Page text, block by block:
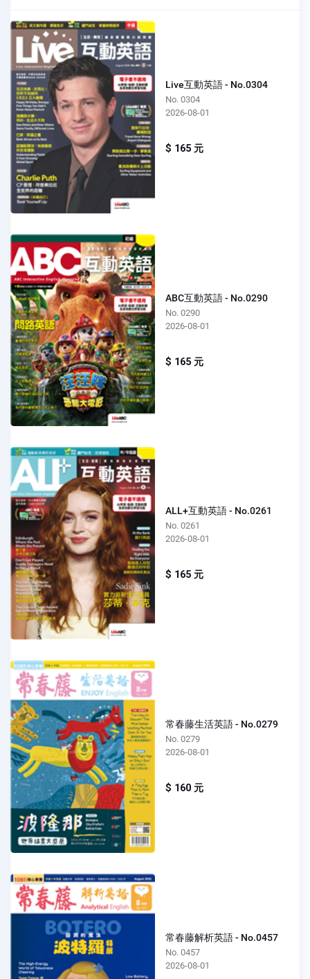
Live互動英語 - No.0304
No. 0304
2026-08-01
$ 165 元
ABC互動英語 - No.0290
No. 0290
2026-08-01
$ 165 元
ALL+互動英語 - No.0261
No. 0261
2026-08-01
$ 165 元
常春藤生活英語 - No.0279
No. 0279
2026-08-01
$ 160 元
常春藤解析英語 - No.0457
No. 0457
2026-08-01